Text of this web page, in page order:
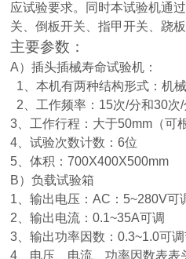
应试验要求。同时本试验机通
关、倒板开关、指甲开关、跷
主要参数：
A）插头插械寿命试验机：
1 、本机有两种结构形式：机
2 、工作频率： 15次/分和30次/
3 、工作行程：大于50mm（可
4 、试验次数计数：6位
5 、体积：700X400X500mm
B）负载试验箱
1 、输出电压：AC ： 5~280V可
2 、输出电流：0.1~35A可调
3 、输出功率因数：0.3~1.0可
4 、电压、电流、功率因数表